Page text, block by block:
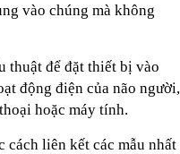
vào chúng mà không
thuật để đặt thiết bị vào
động điện của não người,
hoặc máy tính.
cách liên kết các mẫu nhất